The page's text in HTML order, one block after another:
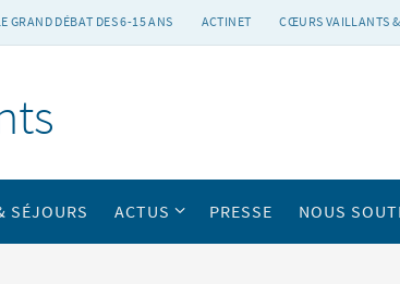
GRAND DÉBAT DES 6-15 ANS ACTINET CŒURS VAILLANTS
SÉJOURS ACTUS PRESSE NOUS